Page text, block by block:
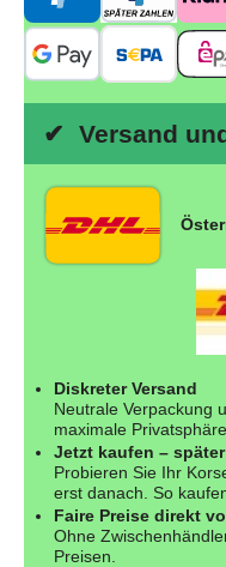
✔ Versand
Diskreter Versand
Neutrale Verpackung
maximale Privatsphäre.
Jetzt kaufen –
Probieren Sie Ihr
erst danach. So
Faire Preise direkt
Ohne
Preisen.